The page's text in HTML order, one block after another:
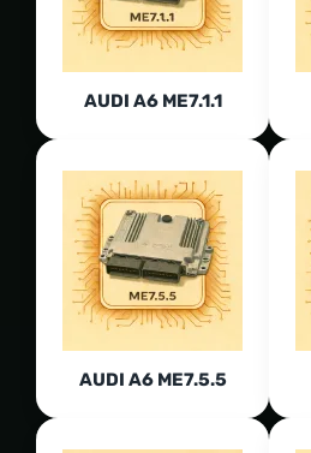
AUDI A6 ME7.1.1
AUDI A6 ME7.5.5